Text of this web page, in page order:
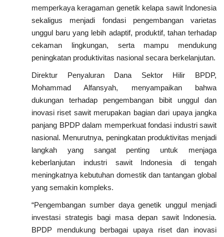
memperkaya keragaman genetik kelapa sawit Indonesia
sekaligus menjadi fondasi pengembangan varietas
unggul baru yang lebih adaptif, produktif, tahan terhadap
cekaman lingkungan, serta mampu mendukung
peningkatan produktivitas nasional secara berkelanjutan.
Direktur Penyaluran Dana Sektor Hilir BPDP,
Mohammad Alfansyah, menyampaikan bahwa
dukungan terhadap pengembangan bibit unggul dan
inovasi riset sawit merupakan bagian dari upaya jangka
panjang BPDP dalam memperkuat fondasi industri sawit
nasional. Menurutnya, peningkatan produktivitas menjadi
langkah yang sangat penting untuk menjaga
keberlanjutan industri sawit Indonesia di tengah
meningkatnya kebutuhan domestik dan tantangan global
yang semakin kompleks.
“Pengembangan sumber daya genetik unggul menjadi
investasi strategis bagi masa depan sawit Indonesia.
BPDP mendukung berbagai upaya riset dan inovasi